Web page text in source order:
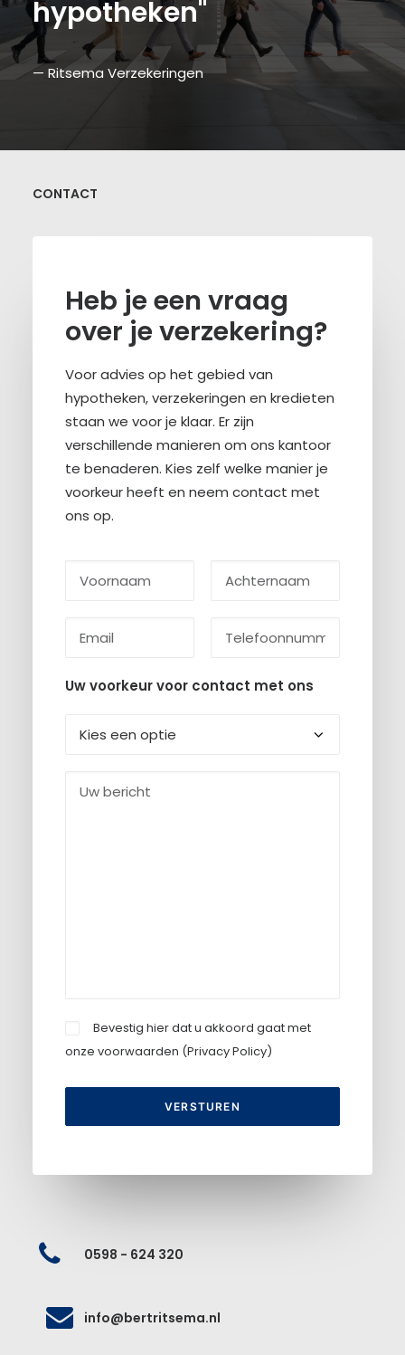
hypotheken"
— Ritsema Verzekeringen
CONTACT
Heb je een vraag
over je verzekering?
Voor advies op het gebied van
hypotheken, verzekeringen en kredieten
staan we voor je klaar. Er zijn
verschillende manieren om ons kantoor
te benaderen. Kies zelf welke manier je
voorkeur heeft en neem contact met
ons op.
Uw voorkeur voor contact met ons
Bevestig hier dat u akkoord gaat met
onze voorwaarden (Privacy Policy)
0598 - 624 320
info@bertritsema.nl